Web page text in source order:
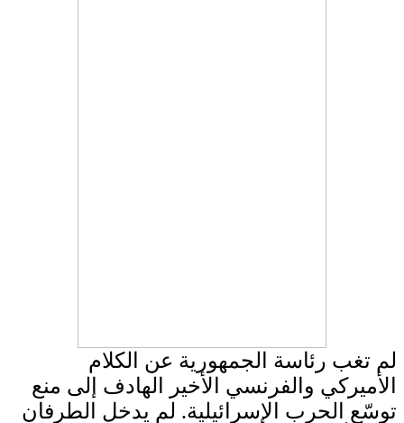
لم تغب رئاسة الجمهورية عن الكلام
الأميركي والفرنسي الأخير الهادف إلى منع
توسّع الحرب الإسرائيلية. لم يدخل الطرفان